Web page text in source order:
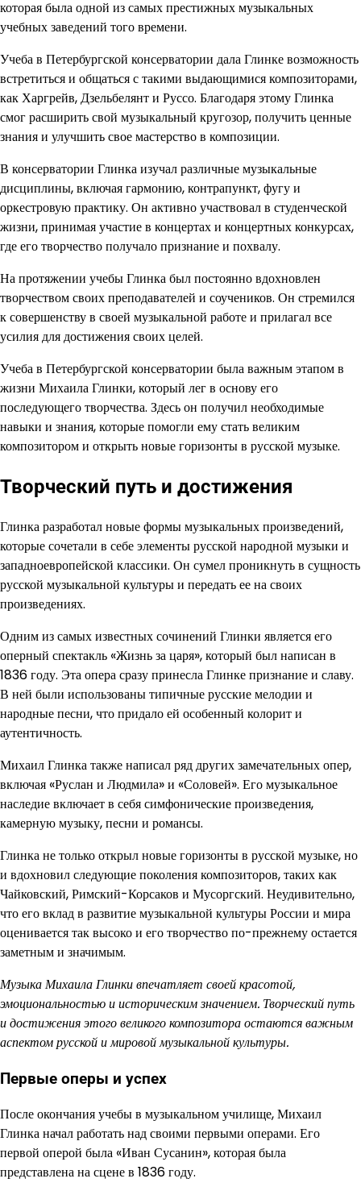
которая была одной из самых престижных музыкальных
учебных заведений того времени.
Учеба в Петербургской консерватории дала Глинке возможность
встретиться и общаться с такими выдающимися композиторами,
как Харгрейв, Дзельбелянт и Руссо. Благодаря этому Глинка
смог расширить свой музыкальный кругозор, получить ценные
знания и улучшить свое мастерство в композиции.
В консерватории Глинка изучал различные музыкальные
дисциплины, включая гармонию, контрапункт, фугу и
оркестровую практику. Он активно участвовал в студенческой
жизни, принимая участие в концертах и концертных конкурсах,
где его творчество получало признание и похвалу.
На протяжении учебы Глинка был постоянно вдохновлен
творчеством своих преподавателей и соучеников. Он стремился
к совершенству в своей музыкальной работе и прилагал все
усилия для достижения своих целей.
Учеба в Петербургской консерватории была важным этапом в
жизни Михаила Глинки, который лег в основу его
последующего творчества. Здесь он получил необходимые
навыки и знания, которые помогли ему стать великим
композитором и открыть новые горизонты в русской музыке.
Творческий путь и достижения
Глинка разработал новые формы музыкальных произведений,
которые сочетали в себе элементы русской народной музыки и
западноевропейской классики. Он сумел проникнуть в сущность
русской музыкальной культуры и передать ее на своих
произведениях.
Одним из самых известных сочинений Глинки является его
оперный спектакль «Жизнь за царя», который был написан в
1836 году. Эта опера сразу принесла Глинке признание и славу.
В ней были использованы типичные русские мелодии и
народные песни, что придало ей особенный колорит и
аутентичность.
Михаил Глинка также написал ряд других замечательных опер,
включая «Руслан и Людмила» и «Соловей». Его музыкальное
наследие включает в себя симфонические произведения,
камерную музыку, песни и романсы.
Глинка не только открыл новые горизонты в русской музыке, но
и вдохновил следующие поколения композиторов, таких как
Чайковский, Римский-Корсаков и Мусоргский. Неудивительно,
что его вклад в развитие музыкальной культуры России и мира
оценивается так высоко и его творчество по-прежнему остается
заметным и значимым.
Музыка Михаила Глинки впечатляет своей красотой,
эмоциональностью и историческим значением. Творческий путь
и достижения этого великого композитора остаются важным
аспектом русской и мировой музыкальной культуры.
Первые оперы и успех
После окончания учебы в музыкальном училище, Михаил
Глинка начал работать над своими первыми операми. Его
первой оперой была «Иван Сусанин», которая была
представлена на сцене в 1836 году.